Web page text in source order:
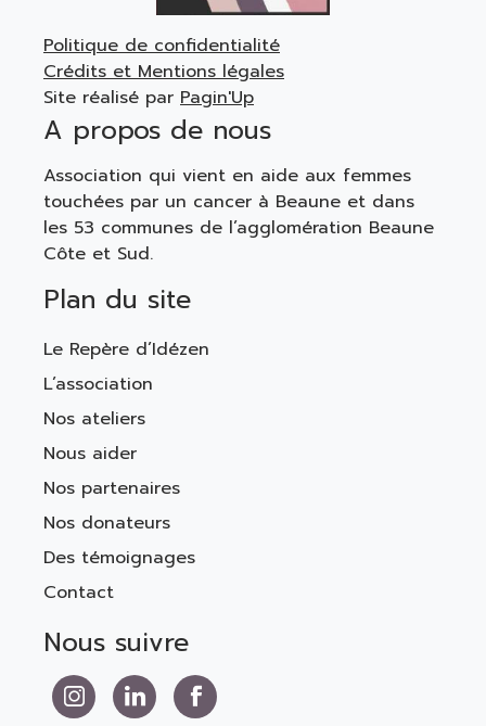
Politique de confidentialité
Crédits et Mentions légales
Site réalisé par Pagin'Up
A propos de nous
Association qui vient en aide aux femmes
touchées par un cancer à Beaune et dans
les 53 communes de l’agglomération Beaune
Côte et Sud.
Plan du site
Le Repère d’Idézen
L’association
Nos ateliers
Nous aider
Nos partenaires
Nos donateurs
Des témoignages
Contact
Nous suivre
Nous suivre sur Instagram
Nous suivre sur LinkedIn
Nous suivre sur Facebook